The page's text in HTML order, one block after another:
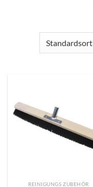
REINIGUNGS ZUBEHÖR